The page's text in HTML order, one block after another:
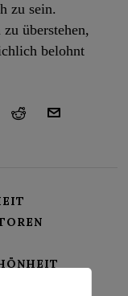
zu sein.
überstehen,
belohnt